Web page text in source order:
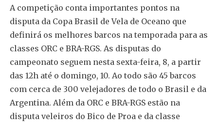
A competição conta importantes pontos na
disputa da Copa Brasil de Vela de Oceano que
definirá os melhores barcos na temporada para as
classes ORC e BRA-RGS. As disputas do
campeonato seguem nesta sexta-feira, 8, a partir
das 12h até o domingo, 10. Ao todo são 45 barcos
com cerca de 300 velejadores de todo o Brasil e da
Argentina. Além da ORC e BRA-RGS estão na
disputa veleiros do Bico de Proa e da classe